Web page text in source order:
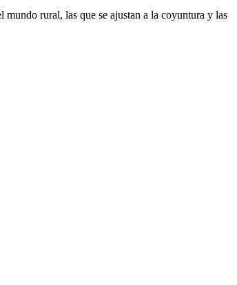
rural, las que se ajustan a la coyuntura y las